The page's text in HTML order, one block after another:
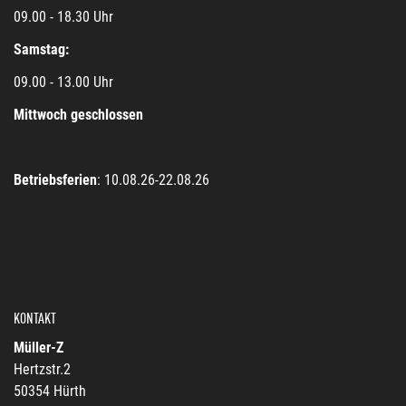
09.00 - 18.30 Uhr
Samstag:
09.00 - 13.00 Uhr
Mittwoch geschlossen
Betriebsferien: 10.08.26-22.08.26
KONTAKT
Müller-Z
Hertzstr.2
50354 Hürth